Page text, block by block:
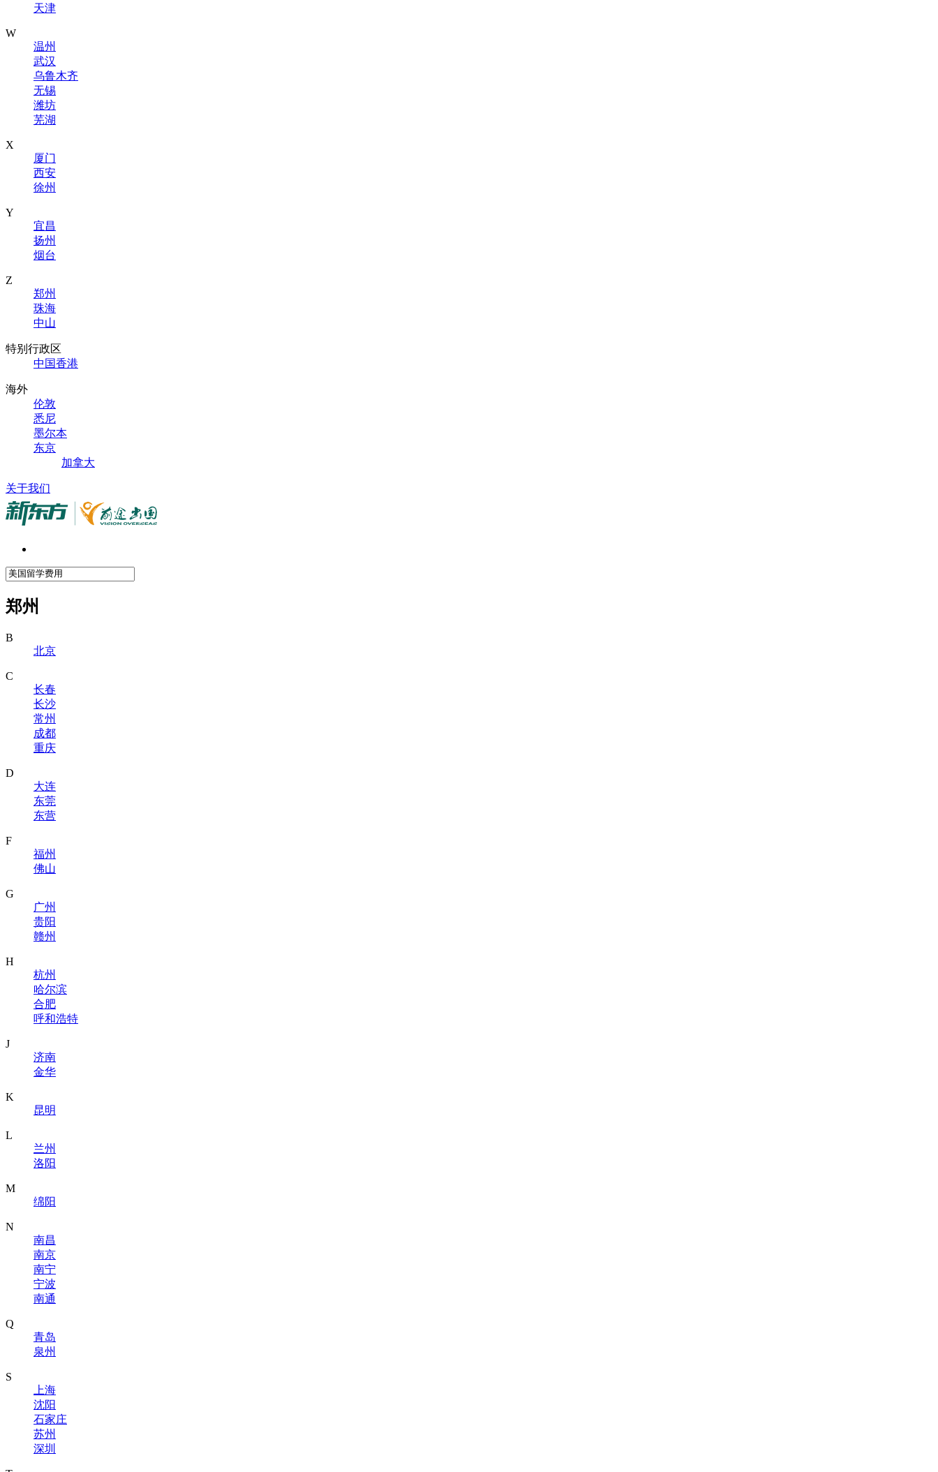
天津
W
温州
武汉
乌鲁木齐
无锡
潍坊
芜湖
X
厦门
西安
徐州
Y
宜昌
扬州
烟台
Z
郑州
珠海
中山
特别行政区
中国香港
海外
伦敦
悉尼
墨尔本
东京
加拿大
关于我们
郑州
B
北京
C
长春
长沙
常州
成都
重庆
D
大连
东莞
东营
F
福州
佛山
G
广州
贵阳
赣州
H
杭州
哈尔滨
合肥
呼和浩特
J
济南
金华
K
昆明
L
兰州
洛阳
M
绵阳
N
南昌
南京
南宁
宁波
南通
Q
青岛
泉州
S
上海
沈阳
石家庄
苏州
深圳